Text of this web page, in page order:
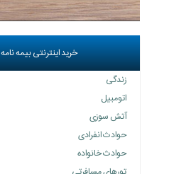
خرید اینترنتی بیمه نامه
زندگی
اتومبیل
آتش سوزی
حوادث انفرادی
حوادث خانواده
تورهای مسافرتی